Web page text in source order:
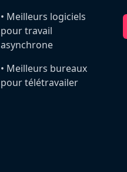
•️ Meilleurs logiciels
pour travail
asynchrone
•️ Meilleurs bureaux
pour télétravailer